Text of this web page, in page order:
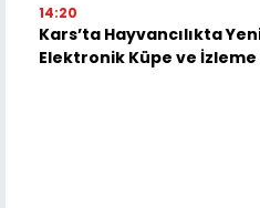
14:20
Kars’ta Hayvancılıkta
Elektronik Küpe ve İzleme